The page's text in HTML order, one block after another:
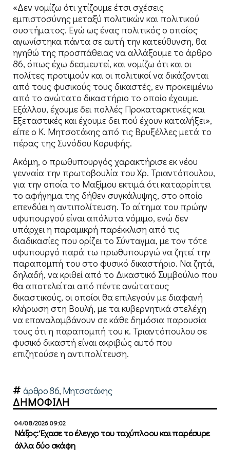
«Δεν νομίζω ότι χτίζουμε έτσι σχέσεις
εμπιστοσύνης μεταξύ πολιτικών και πολιτικού
συστήματος. Εγώ ως ένας πολιτικός ο οποίος
αγωνίστηκα πάντα σε αυτή την κατεύθυνση, θα
ηγηθώ της προσπάθειας να αλλάξουμε το άρθρο
86, όπως έχω δεσμευτεί, και νομίζω ότι και οι
πολίτες προτιμούν και οι πολιτικοί να δικάζονται
από τους φυσικούς τους δικαστές, εν προκειμένω
από το ανώτατο δικαστήριο το οποίο έχουμε.
Εξάλλου, έχουμε δει πολλές Προκαταρκτικές και
Εξεταστικές και έχουμε δει πού έχουν καταλήξει»,
είπε ο Κ. Μητσοτάκης από τις Βρυξέλλες μετά το
πέρας της Συνόδου Κορυφής.
Ακόμη, ο πρωθυπουργός χαρακτήρισε εκ νέου
γενναία την πρωτοβουλία του Χρ. Τριαντόπουλου,
για την οποία το Μαξίμου εκτιμά ότι καταρρίπτει
το αφήγημα της δήθεν συγκάλυψης, στο οποίο
επενδύει η αντιπολίτευση. Το αίτημα του πρώην
υφυπουργού είναι απόλυτα νόμιμο, ενώ δεν
υπάρχει η παραμικρή παρέκκλιση από τις
διαδικασίες που ορίζει το Σύνταγμα, με τον τότε
υφυπουργό παρά τω πρωθυπουργώ να ζητεί την
παραπομπή του στο φυσικό δικαστήριο. Να ζητά,
δηλαδή, να κριθεί από το Δικαστικό Συμβούλιο που
θα αποτελείται από πέντε ανώτατους
δικαστικούς, οι οποίοι θα επιλεγούν με διαφανή
κλήρωση στη Βουλή, με τα κυβερνητικά στελέχη
να επαναλαμβάνουν σε κάθε δημόσια παρουσία
τους ότι η παραπομπή του κ. Τριαντόπουλου σε
φυσικό δικαστή είναι ακριβώς αυτό που
επιζητούσε η αντιπολίτευση.
άρθρο 86, Μητσοτάκης
ΔΗΜΟΦΙΛΗ
04/08/2026 09:02
Νάξος: Έχασε το έλεγχο του ταχύπλοου και παρέσυρε
άλλα δύο σκάφη